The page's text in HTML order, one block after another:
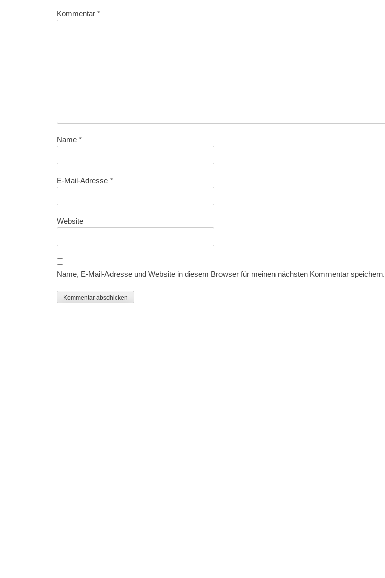
Kommentar *
Name *
E-Mail-Adresse *
Website
Name, E-Mail-Adresse und Website in diesem Browser für meinen nächsten Kommentar speichern.